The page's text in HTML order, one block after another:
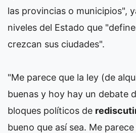
las provincias o municipios",
niveles del Estado que
crezcan sus ciudades".
"Me parece que la ley (de
buenas y hoy hay un debate
bloques políticos de
bueno que así sea. Me